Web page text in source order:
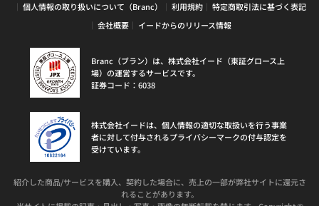
個人情報の取り扱いについて（Branc）
利用規約
特定商取引法に基づく表記
会社概要
イードからのリリース情報
Branc（ブラン）は、株式会社イード（東証グロース上
場）の運営するサービスです。
証券コード：6038
株式会社イードは、個人情報の適切な取扱いを行う事業
者に対して付与されるプライバシーマークの付与認定を
受けています。
紹介した商品/サービスを購入、契約した場合に、売上の一部が弊社サイトに還元さ
れることがあります。